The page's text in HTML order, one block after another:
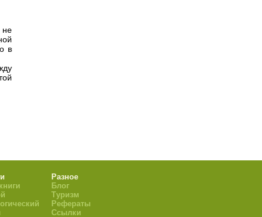
не
в
Разное
Блог
Туризм
Рефераты
Ссылки